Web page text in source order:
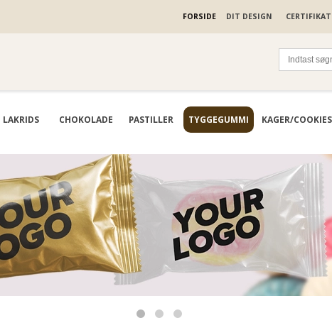
FORSIDE DIT DESIGN
LAKRIDS CHOKOLADE PASTILLER TYGGEGUMMI KAGER/COOKIES